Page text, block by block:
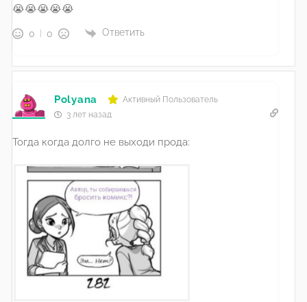
😭😭😭😭😭
0 0 Ответить
Polyana
Активный Пользователь
3 лет назад
Тогда когда долго не выходи прода: